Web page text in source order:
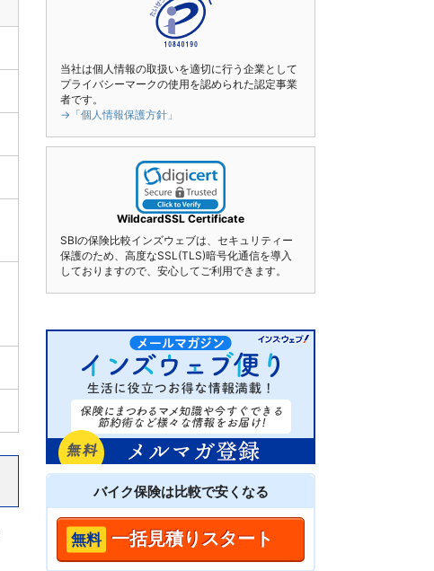
当社は個人情報の取扱いを適切に行う企業として
プライバシーマークの使用を認められた認定事業
者です。
→「個人情報保護方針」
WildcardSSL Certificate
SBIの保険比較インズウェブは、セキュリティー
保護のため、高度なSSL(TLS)暗号化通信を導入
しておりますので、安心してご利用できます。
バイク保険は比較で安くなる
一括見積りスタート